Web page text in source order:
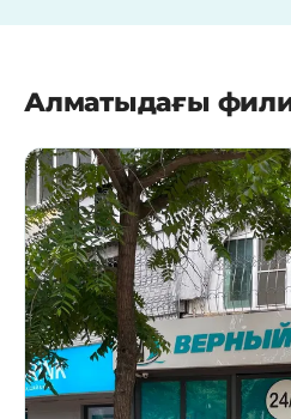
Алматыдағы